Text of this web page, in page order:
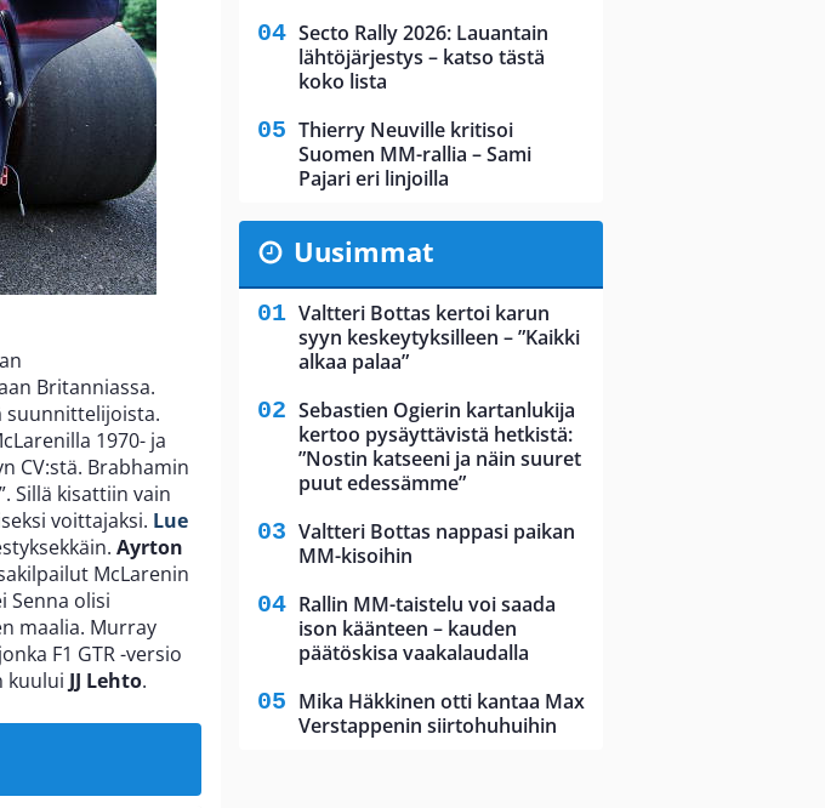
Britanniassa.
suunnittelijoista.
1970- ja
CV:stä. Brabhamin
Sillä kisattiin vain
voittajaksi. Lue
Ayrton
McLarenin
Senna olisi
maalia. Murray
F1 GTR -versio
kuului JJ Lehto.
Secto Rally 2026: Lauantain
lähtöjärjestys – katso tästä
koko lista
Thierry Neuville kritisoi
Suomen MM-rallia – Sami
Pajari eri linjoilla
Uusimmat
Valtteri Bottas kertoi karun
syyn keskeytyksilleen – ”Kaikki
alkaa palaa”
Sebastien Ogierin kartanlukija
kertoo pysäyttävistä hetkistä:
”Nostin katseeni ja näin suuret
puut edessämme”
Valtteri Bottas nappasi paikan
MM-kisoihin
Rallin MM-taistelu voi saada
ison käänteen – kauden
päätöskisa vaakalaudalla
Mika Häkkinen otti kantaa Max
Verstappenin siirtohuhuihin